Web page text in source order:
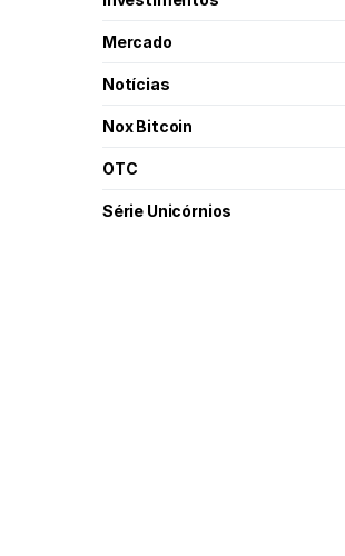
Mercado
Notícias
Nox Bitcoin
OTC
Série Unicórnios